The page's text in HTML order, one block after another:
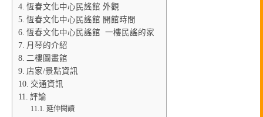
恆春文化中心民謠館 外觀
恆春文化中心民謠館 開館時間
恆春文化中心民謠館 一樓民謠的家
月琴的介紹
二樓圖畫館
店家/景點資訊
交通資訊
評論
延伸閱讀